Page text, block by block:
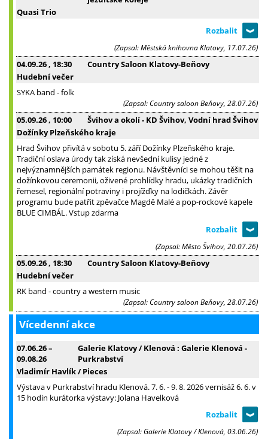
Quasi Trio
(Zapsal: Městská knihovna Klatovy, 17.07.26)
04.09.26 , 18:30
Country Saloon Klatovy-Beňovy
Hudební večer
SYKA band - folk
(Zapsal: Country saloon Beňovy, 28.07.26)
05.09.26 , 10:00
Švihov a okolí - KD Švihov, Vodní hrad Švihov
Dožínky Plzeňského kraje
Hrad Švihov přivítá v sobotu 5. září Dožínky Plzeňského kraje.
Tradiční oslava úrody tak získá nevšední kulisy jedné z
nejvýznamnějších památek regionu. Návštěvníci se mohou těšit na
dožínkovou ceremonii, oživené prohlídky hradu, ukázky tradičních
řemesel, regionální potraviny i projížďky na lodičkách. Závěr
programu bude patřit zpěvačce Magdě Malé a pop-rockové kapele
BLUE CIMBÁL. Vstup zdarma
(Zapsal: Město Švihov, 20.07.26)
05.09.26 , 18:30
Country Saloon Klatovy-Beňovy
Hudební večer
RK band - country a western music
(Zapsal: Country saloon Beňovy, 28.07.26)
Vícedenní akce
07.06.26–
09.08.26
Galerie Klatovy / Klenová : Galerie Klenová -
Purkrabství
Vladimír Havlík / Pieces
Výstava v Purkrabství hradu Klenová. 7. 6. - 9. 8. 2026 vernisáž 6. 6. v
15 hodin kurátorka výstavy: Jolana Havelková
(Zapsal: Galerie Klatovy / Klenová, 03.06.26)